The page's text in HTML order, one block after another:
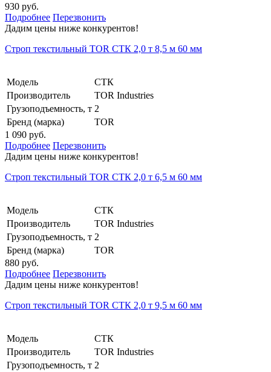
930 руб.
Подробнее Перезвонить
Дадим цены ниже конкурентов!
Строп текстильный TOR СТК 2,0 т 8,5 м 60 мм
Модель
СТК
Производитель
TOR Industries
Грузоподъемность, т 2
Бренд (марка)
TOR
1 090 руб.
Подробнее Перезвонить
Дадим цены ниже конкурентов!
Строп текстильный TOR СТК 2,0 т 6,5 м 60 мм
Модель
СТК
Производитель
TOR Industries
Грузоподъемность, т 2
Бренд (марка)
TOR
880 руб.
Подробнее Перезвонить
Дадим цены ниже конкурентов!
Строп текстильный TOR СТК 2,0 т 9,5 м 60 мм
Модель
СТК
Производитель
TOR Industries
Грузоподъемность, т 2